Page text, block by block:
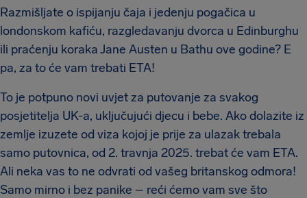
Razmišljate o ispijanju čaja i jedenju pogačica u
londonskom kafiću, razgledavanju dvorca u Edinburghu
ili praćenju koraka Jane Austen u Bathu ove godine? E
pa, za to će vam trebati ETA!
To je potpuno novi uvjet za putovanje za svakog
posjetitelja UK-a, uključujući djecu i bebe. Ako dolazite iz
zemlje izuzete od viza kojoj je prije za ulazak trebala
samo putovnica, od 2. travnja 2025. trebat će vam ETA.
Ali neka vas to ne odvrati od vašeg britanskog odmora!
Samo mirno i bez panike – reći ćemo vam sve što